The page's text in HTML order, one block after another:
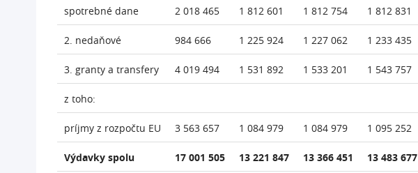
spotrebné dane 2 018 465 1 812 601 1 812 754 1 812 831
2. nedaňové 984 666 1 225 924 1 227 062 1 233 435
3. granty a transfery 4 019 494 1 531 892 1 533 201 1 543 757
z toho:
príjmy z rozpočtu EU 3 563 657 1 084 979 1 084 979 1 095 252
Výdavky spolu 17 001 505 13 221 847 13 366 451 13 483 677